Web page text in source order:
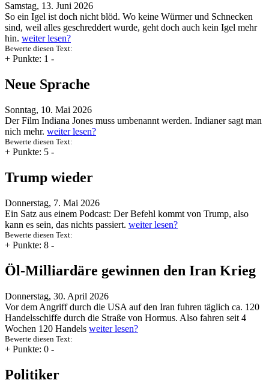
Samstag, 13. Juni 2026
So ein Igel ist doch nicht blöd. Wo keine Würmer und Schnecken
sind, weil alles geschreddert wurde, geht doch auch kein Igel mehr
hin. weiter lesen?
Bewerte diesen Text:
+ Punkte: 1 -
Neue Sprache
Sonntag, 10. Mai 2026
Der Film Indiana Jones muss umbenannt werden. Indianer sagt man
nich mehr. weiter lesen?
Bewerte diesen Text:
+ Punkte: 5 -
Trump wieder
Donnerstag, 7. Mai 2026
Ein Satz aus einem Podcast: Der Befehl kommt von Trump, also
kann es sein, das nichts passiert. weiter lesen?
Bewerte diesen Text:
+ Punkte: 8 -
Öl-Milliardäre gewinnen den Iran Krieg
Donnerstag, 30. April 2026
Vor dem Angriff durch die USA auf den Iran fuhren täglich ca. 120
Handelsschiffe durch die Straße von Hormus. Also fahren seit 4
Wochen 120 Handels weiter lesen?
Bewerte diesen Text:
+ Punkte: 0 -
Politiker